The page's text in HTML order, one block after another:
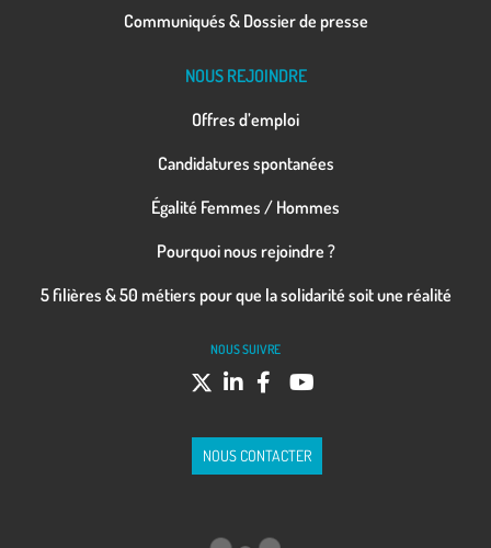
Communiqués & Dossier de presse
NOUS REJOINDRE
Offres d’emploi
Candidatures spontanées
Égalité Femmes / Hommes
Pourquoi nous rejoindre ?
5 filières & 50 métiers pour que la solidarité soit une réalité
NOUS SUIVRE
NOUS CONTACTER